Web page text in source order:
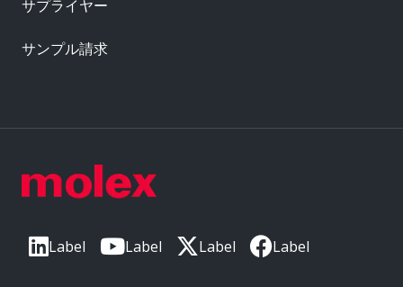
Label Label Label Label
サプライヤー
サンプル請求